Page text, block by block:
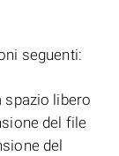
seguenti:
spazio libero
del file
del